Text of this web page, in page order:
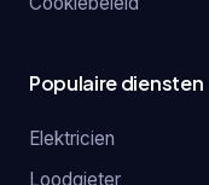
Populaire diensten
Elektricien
Loodgieter